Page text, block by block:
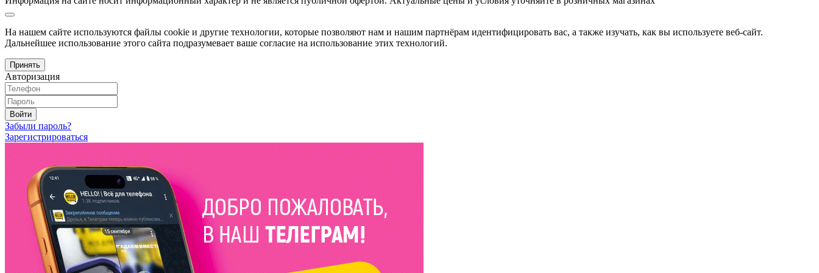
На нашем сайте используются файлы cookie и другие технологии, которые позволяют нам и нашим партнёрам идентифицировать вас, а также изучать, как вы используете веб-сайт.
Дальнейшее использование этого сайта подразумевает ваше согласие на использование этих технологий.
Принять
Авторизация
Войти
Забыли пароль?
Зарегистрироваться